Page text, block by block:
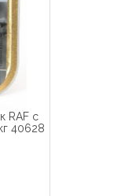
RAF с
40628